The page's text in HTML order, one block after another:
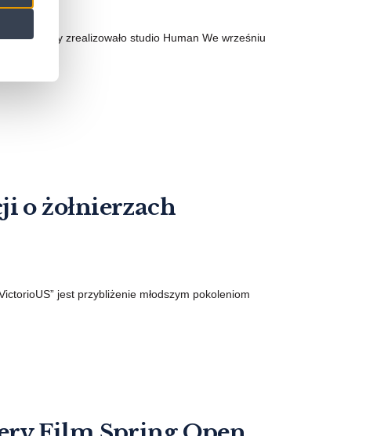
Efekty zrealizowało studio Human We wrześniu
o żołnierzach
jest przybliżenie młodszym pokoleniom